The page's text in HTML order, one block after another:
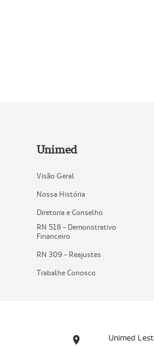
Unimed
Visão Geral
Nossa História
Diretoria e Conselho
RN 518 - Demonstrativo
Financeiro
RN 309 - Reajustes
Trabalhe Conosco
Unimed